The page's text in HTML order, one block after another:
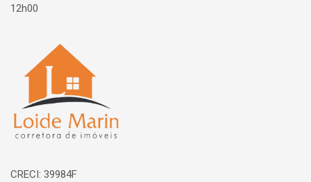
12h00
Página inicial
CRECI: 39984F